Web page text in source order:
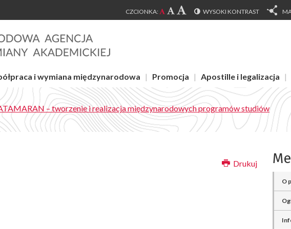
CZCIONKA: WYSOKI KONTRAST
i wymiana międzynarodowa Promocja Apostille i legalizacja
– tworzenie i realizacja międzynarodowych programów studiów
Drukuj
O